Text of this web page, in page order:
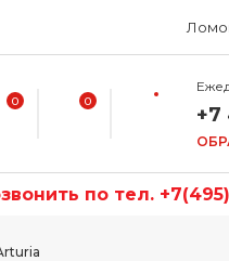
0 0
+7
по тел.